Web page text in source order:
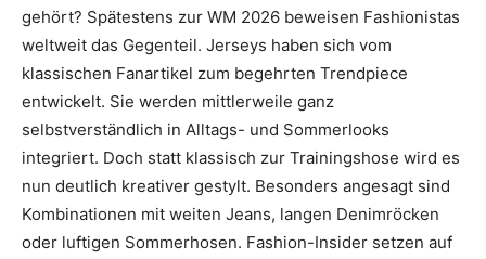
gehört? Spätestens zur WM 2026 beweisen Fashionistas
weltweit das Gegenteil. Jerseys haben sich vom
klassischen Fanartikel zum begehrten Trendpiece
entwickelt. Sie werden mittlerweile ganz
selbstverständlich in Alltags- und Sommerlooks
integriert. Doch statt klassisch zur Trainingshose wird es
nun deutlich kreativer gestylt. Besonders angesagt sind
Kombinationen mit weiten Jeans, langen Denimröcken
oder luftigen Sommerhosen. Fashion-Insider setzen auf